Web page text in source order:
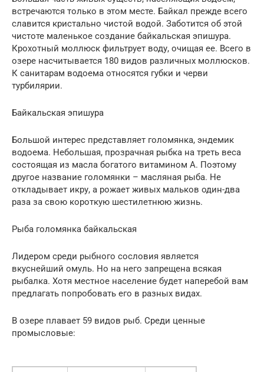
встречаются только в этом месте. Байкал прежде всего
славится кристально чистой водой. Заботится об этой
чистоте маленькое создание байкальская эпишура.
Крохотный моллюск фильтрует воду, очищая ее. Всего в
озере насчитывается 180 видов различных моллюсков.
К санитарам водоема относятся губки и черви
турбилярии.
Байкальская эпишура
Большой интерес представляет голомянка, эндемик
водоема. Небольшая, прозрачная рыбка на треть веса
состоящая из масла богатого витамином А. Поэтому
другое название голомянки – масляная рыба. Не
откладывает икру, а рожает живых мальков один-два
раза за свою короткую шестилетнюю жизнь.
Рыба голомянка байкальская
Лидером среди рыбного сословия является
вкуснейший омуль. Но на него запрещена всякая
рыбалка. Хотя местное население будет наперебой вам
предлагать попробовать его в разных видах.
В озере плавает 59 видов рыб. Среди ценные
промысловые: